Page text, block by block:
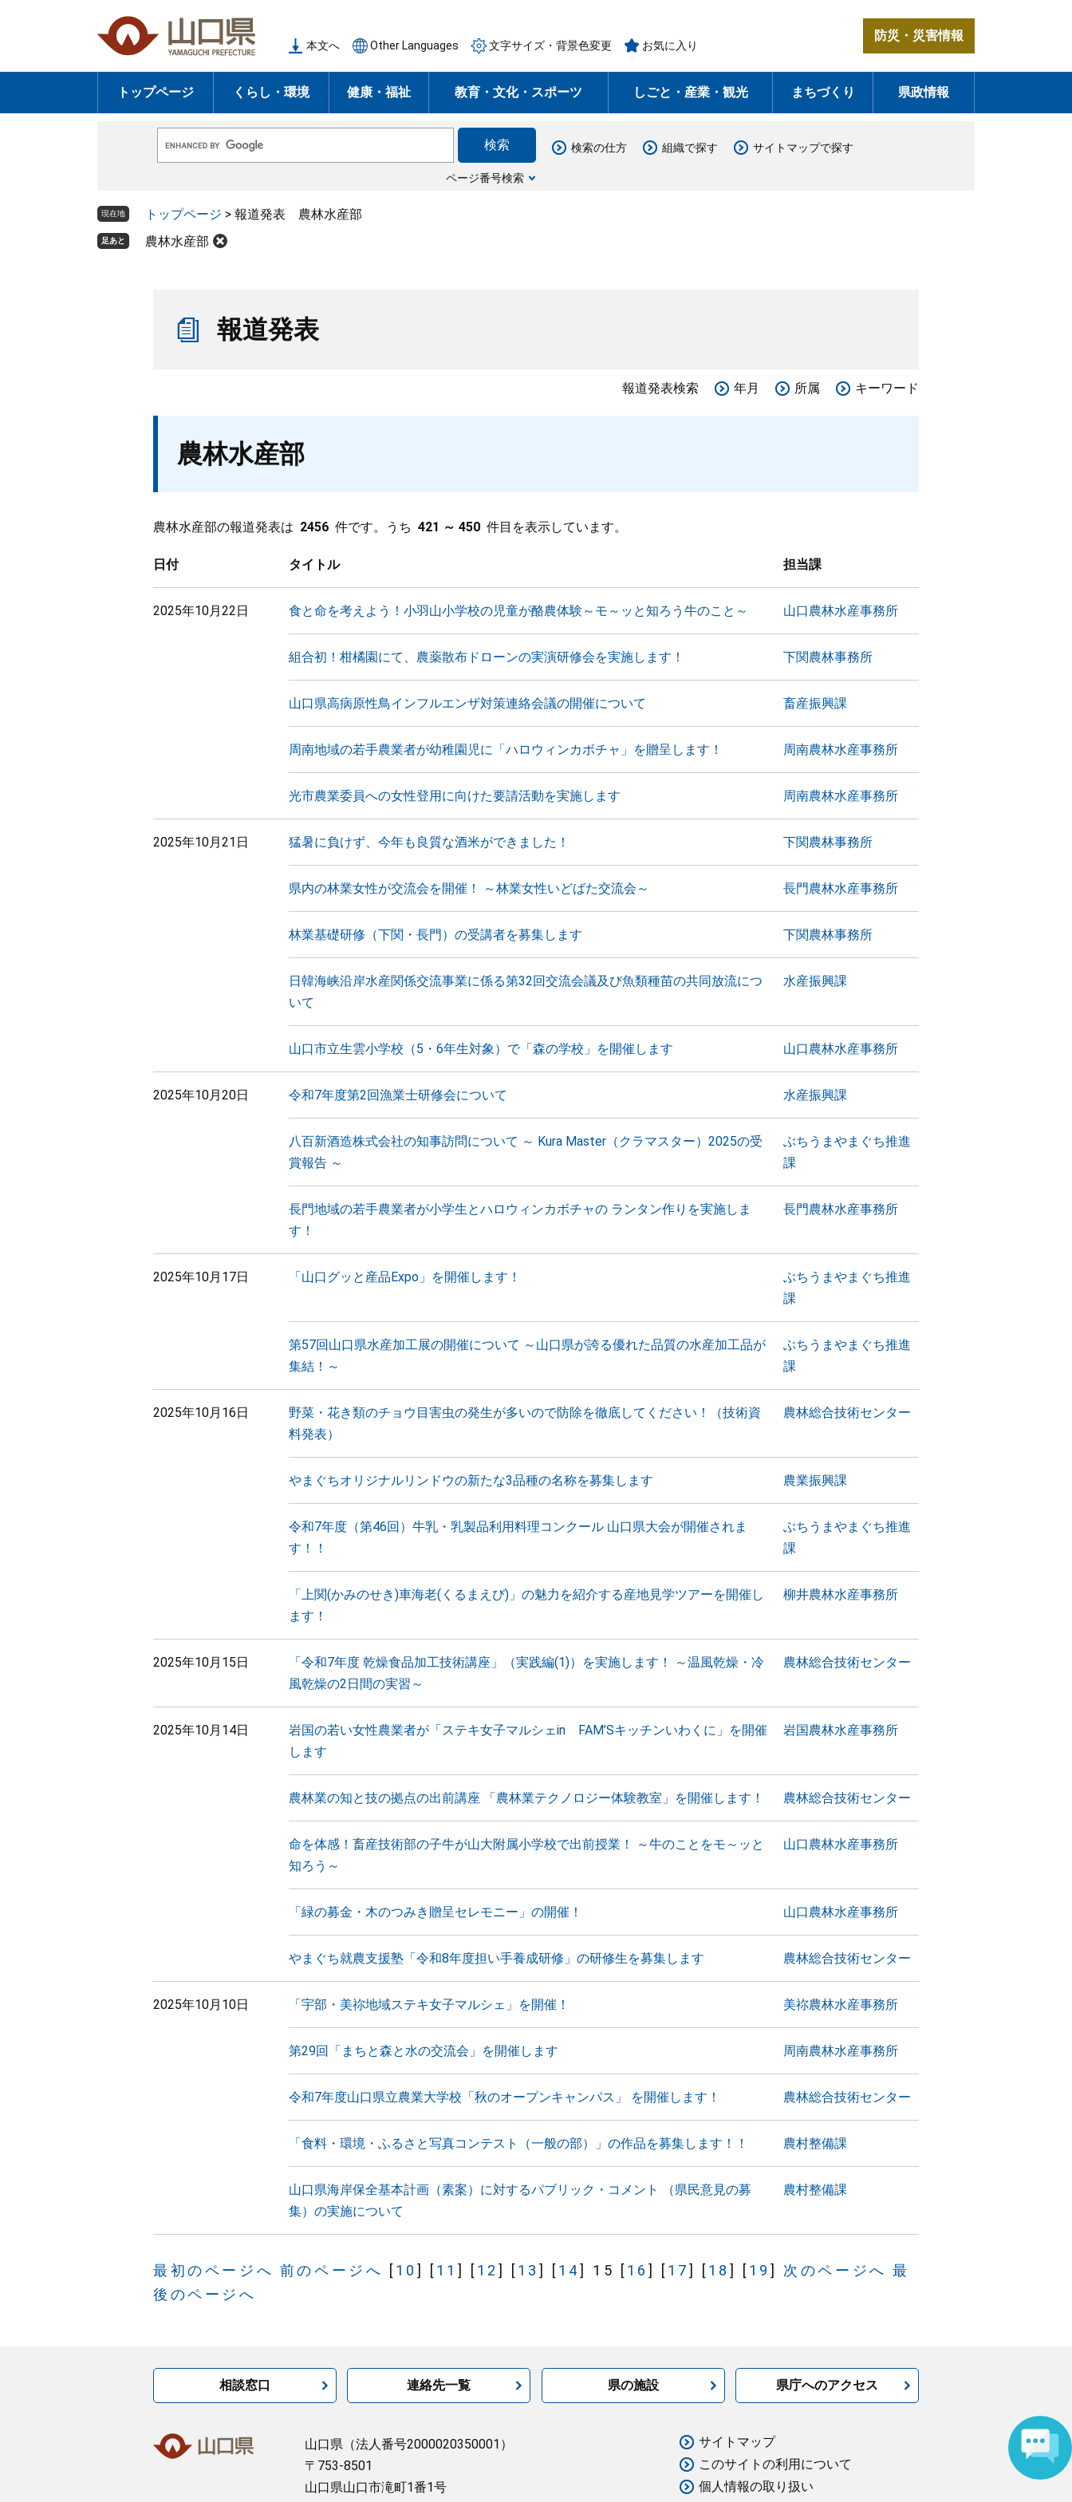
の
頭
ー
飛
本文へ Other Languages 文字サイズ・背景色変更 お気に入り
防災・災害情報
トップページ くらし・環境 健康・福祉 教育・文化・スポーツ しごと・産業・観光 まちづくり 県政情報
o
e
ス
タ
ページ番号検索
検索の仕方 組織で探す サイトマップで探す
現在地 トップページ > 報道発表 農林水産部
足あと 農林水産部
報道発表
報道発表検索 年月 所属 キーワード
農林水産部
農林水産部の報道発表は 2456 件です。うち 421 ～ 450 件目を表示しています。
日付 タイトル 担当課
2025年10月22日 食と命を考えよう！小羽山小学校の児童が酪農体験～モ～ッと知ろう牛のこと～ 山口農林水産事務所
組合初！柑橘園にて、農薬散布ドローンの実演研修会を実施します！ 下関農林事務所
山口県高病原性鳥インフルエンザ対策連絡会議の開催について 畜産振興課
周南地域の若手農業者が幼稚園児に「ハロウィンカボチャ」を贈呈します！ 周南農林水産事務所
光市農業委員への女性登用に向けた要請活動を実施します 周南農林水産事務所
2025年10月21日 猛暑に負けず、今年も良質な酒米ができました！ 下関農林事務所
県内の林業女性が交流会を開催！ ～林業女性いどばた交流会～ 長門農林水産事務所
林業基礎研修（下関・長門）の受講者を募集します 下関農林事務所
日韓海峡沿岸水産関係交流事業に係る第32回交流会議及び魚類種苗の共同放流につ
いて
水産振興課
山口市立生雲小学校（5・6年生対象）で「森の学校」を開催します 山口農林水産事務所
2025年10月20日 令和7年度第2回漁業士研修会について 水産振興課
八百新酒造株式会社の知事訪問について ～ Kura Master（クラマスター）2025の受
賞報告 ～
ぶちうまやまぐち推進
課
長門地域の若手農業者が小学生とハロウィンカボチャの ランタン作りを実施しま
す！
長門農林水産事務所
2025年10月17日 「山口グッと産品Expo」を開催します！
ぶちうまやまぐち推進
課
第57回山口県水産加工展の開催について ～山口県が誇る優れた品質の水産加工品が
集結！～
ぶちうまやまぐち推進
課
2025年10月16日
野菜・花き類のチョウ目害虫の発生が多いので防除を徹底してください！（技術資
料発表）
農林総合技術センター
やまぐちオリジナルリンドウの新たな3品種の名称を募集します 農業振興課
令和7年度（第46回）牛乳・乳製品利用料理コンクール 山口県大会が開催されま
す！！
ぶちうまやまぐち推進
課
「上関(かみのせき)車海老(くるまえび)」の魅力を紹介する産地見学ツアーを開催し
ます！
柳井農林水産事務所
2025年10月15日
「令和7年度 乾燥食品加工技術講座」（実践編(1)）を実施します！ ～温風乾燥・冷
風乾燥の2日間の実習～
農林総合技術センター
2025年10月14日
岩国の若い女性農業者が「ステキ女子マルシェin FAM’Sキッチンいわくに」を開催
します
岩国農林水産事務所
農林業の知と技の拠点の出前講座 「農林業テクノロジー体験教室」を開催します！ 農林総合技術センター
命を体感！畜産技術部の子牛が山大附属小学校で出前授業！ ～牛のことをモ～ッと
知ろう～
山口農林水産事務所
「緑の募金・木のつみき贈呈セレモニー」の開催！ 山口農林水産事務所
やまぐち就農支援塾「令和8年度担い手養成研修」の研修生を募集します 農林総合技術センター
2025年10月10日 「宇部・美祢地域ステキ女子マルシェ」を開催！ 美祢農林水産事務所
第29回「まちと森と水の交流会」を開催します 周南農林水産事務所
令和7年度山口県立農業大学校「秋のオープンキャンパス」 を開催します！ 農林総合技術センター
「食料・環境・ふるさと写真コンテスト（一般の部）」の作品を募集します！！ 農村整備課
山口県海岸保全基本計画（素案）に対するパブリック・コメント （県民意見の募
集）の実施について
農村整備課
最初のページへ 前のページへ [ 10 ] [ 11 ] [ 12 ] [ 13 ] [ 14] 15 [ 16 ] [ 17] [ 18 ] [ 19 ] 次のページへ 最
後のページへ
相談窓口 連絡先一覧 県の施設 県庁へのアクセス
山口県 （法人番号2000020350001）
〒753-8501
山口県山口市滝町1番1号
サイトマップ
このサイトの利用について
個人情報の取り扱い